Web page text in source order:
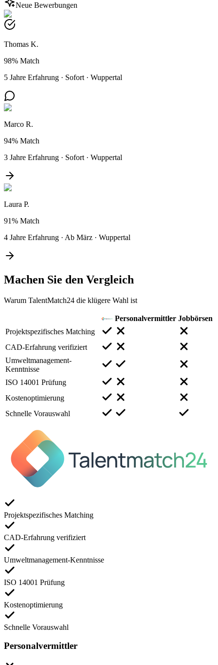
Neue Bewerbungen
Thomas K.
98% Match
5 Jahre Erfahrung · Sofort · Wuppertal
Marco R.
94% Match
3 Jahre Erfahrung · Sofort · Wuppertal
Laura P.
91% Match
4 Jahre Erfahrung · Ab März · Wuppertal
Machen Sie den Vergleich
Warum TalentMatch24 die klügere Wahl ist
Personalvermittler Jobbörsen
Projektspezifisches Matching
CAD-Erfahrung verifiziert
Umweltmanagement-
Kenntnisse
ISO 14001 Prüfung
Kostenoptimierung
Schnelle Vorauswahl
Projektspezifisches Matching
CAD-Erfahrung verifiziert
Umweltmanagement-Kenntnisse
ISO 14001 Prüfung
Kostenoptimierung
Schnelle Vorauswahl
Personalvermittler